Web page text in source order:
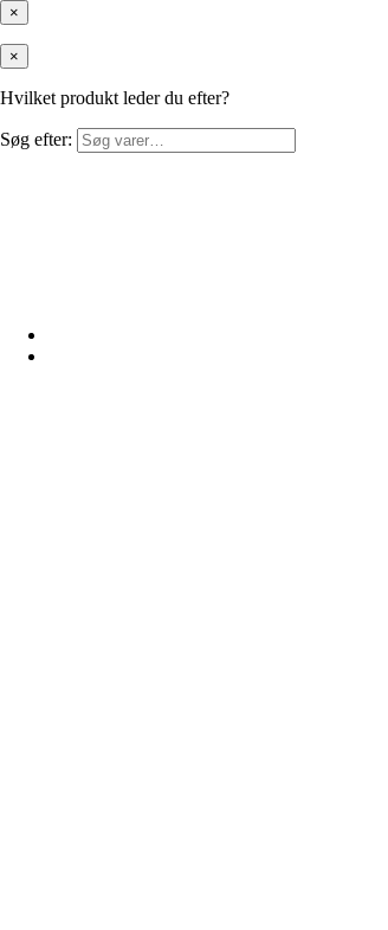
×
×
Hvilket produkt leder du efter?
Søg efter: